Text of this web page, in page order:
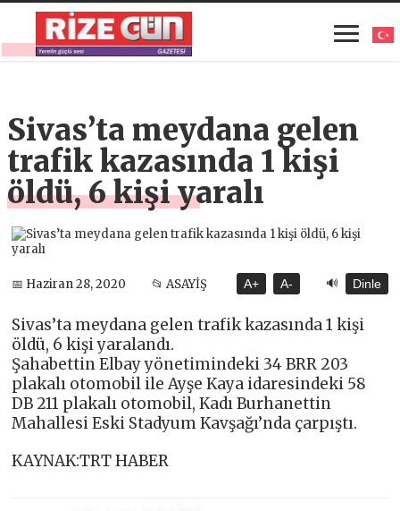
Sivas’ta meydana gelen
trafik kazasında 1 kişi
öldü, 6 kişi yaralı
📅 Haziran 28, 2020 📂 ASAYİŞ A+ A- 🔊 Dinle
Sivas’ta meydana gelen trafik kazasında 1 kişi
öldü, 6 kişi yaralandı.
Şahabettin Elbay yönetimindeki 34 BRR 203
plakalı otomobil ile Ayşe Kaya idaresindeki 58
DB 211 plakalı otomobil, Kadı Burhanettin
Mahallesi Eski Stadyum Kavşağı’nda çarpıştı.
KAYNAK:TRT HABER